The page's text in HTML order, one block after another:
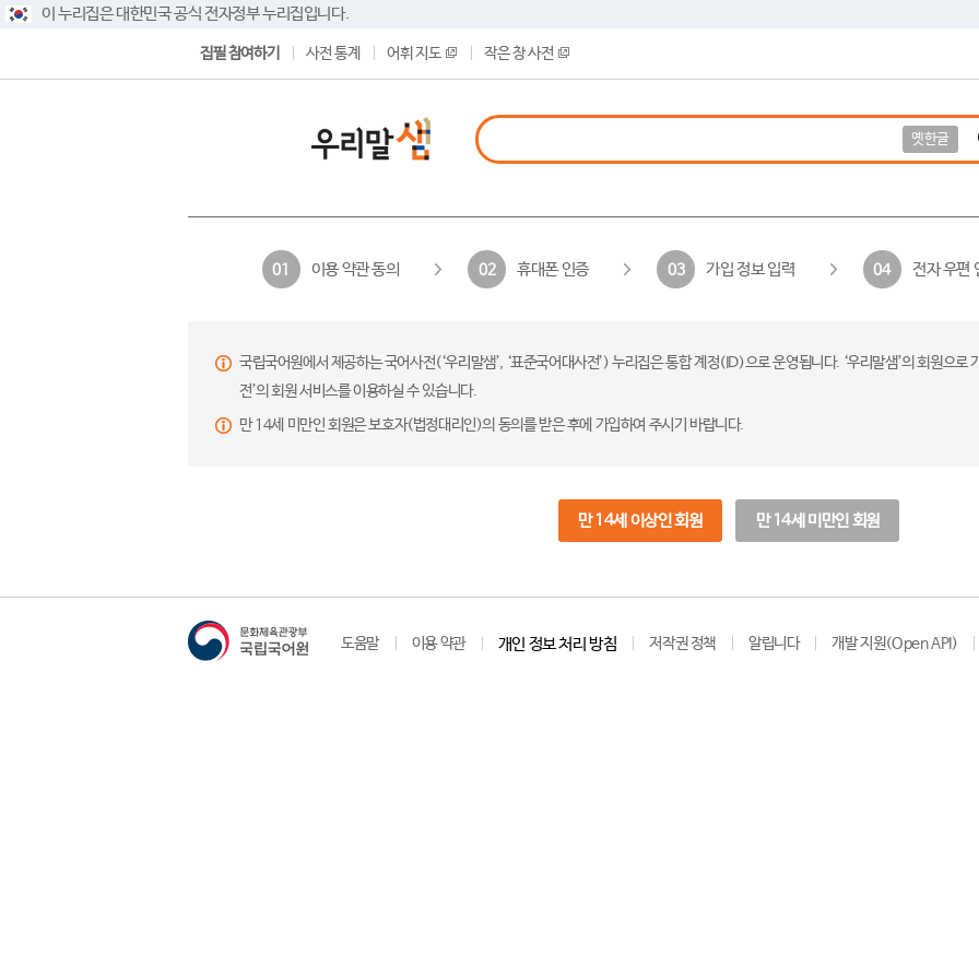
이 누리집은 대한민국 공식 전자정부 누리집입니다.
집필 참여하기 사전 통계 어휘 지도 작은 창 사전
옛한글
01 이용 약관 동의 02 휴대폰 인증 03 가입 정보 입력 04 전자 우편
국립국어원에서 제공하는 국어사전(‘우리말샘’, ‘표준국어대사전’) 누리집은 통합 계정(ID)으로 운영됩니다. ‘우리말샘’의 회원으
전’의 회원 서비스를 이용하실 수 있습니다.
만 14세 미만인 회원은 보호자(법정대리인)의 동의를 받은 후에 가입하여 주시기 바랍니다.
만 14세 이상인 회원 만 14세 미만인 회원
도움말 이용 약관 개인 정보 처리 방침 저작권 정책 알립니다 개발 지원(Open API)